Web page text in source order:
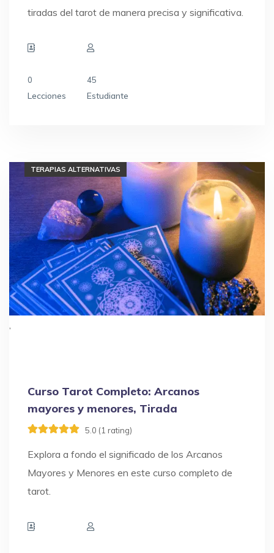
tiradas del tarot de manera precisa y significativa.
0
Lecciones
45
Estudiante
MASAJES
,
TERAPIAS ALTERNATIVAS
Curso Tarot Completo: Arcanos
mayores y menores, Tirada
5.0 (1 rating)
Explora a fondo el significado de los Arcanos
Mayores y Menores en este curso completo de
tarot.